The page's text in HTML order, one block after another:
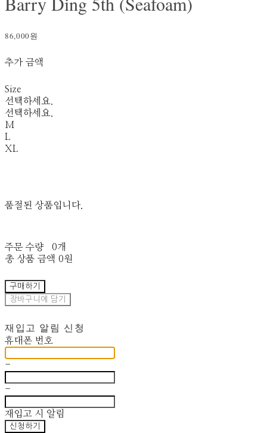
86,000원
추가 금액
Size
선택하세요.
선택하세요.
M
L
XL
품절된 상품입니다.
주문 수량
0개
총 상품 금액 0원
구매하기
장바구니에 담기
재입고 알림 신청
휴대폰 번호
-
-
재입고 시 알림
신청하기